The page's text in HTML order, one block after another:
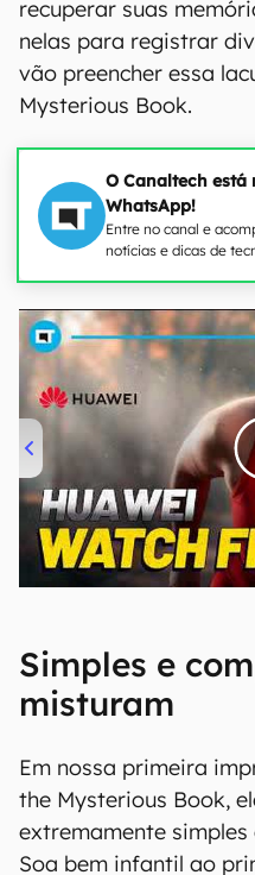
recuperar suas
nelas para registrar
vão preencher essa
Mysterious Book.
O Canaltech está
WhatsApp!
Entre no canal e
notícias e dicas de
00:00/04:51
Simples e
misturam
Em nossa primeira
the Mysterious Book,
extremamente
Soa bem infantil ao